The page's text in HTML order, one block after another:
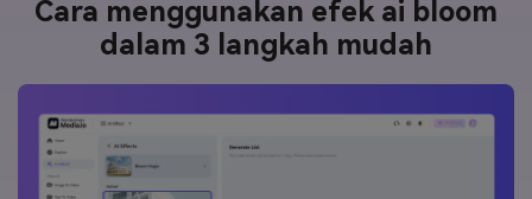
Cara menggunakan efek ai bloom
dalam 3 langkah mudah